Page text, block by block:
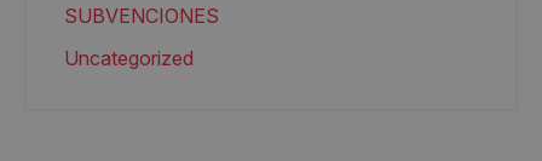
SUBVENCIONES
Uncategorized